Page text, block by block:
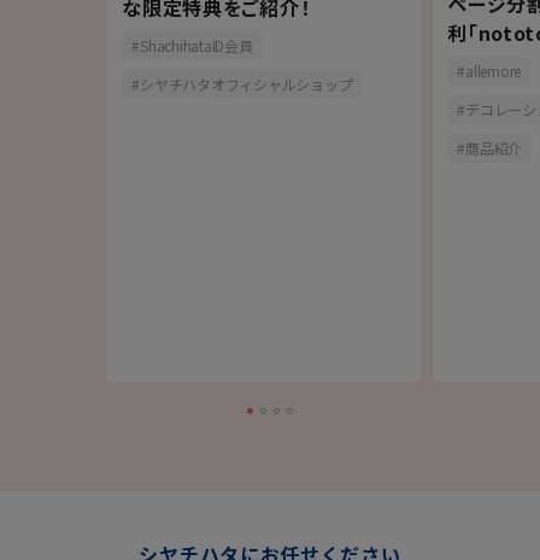
な限定特典をご紹介！
ShachihataID会員
シヤチハタオフィシャルショップ
利「
allemore
デコレー
商品紹介